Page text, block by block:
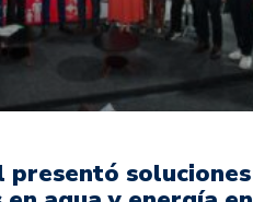
presentó soluciones